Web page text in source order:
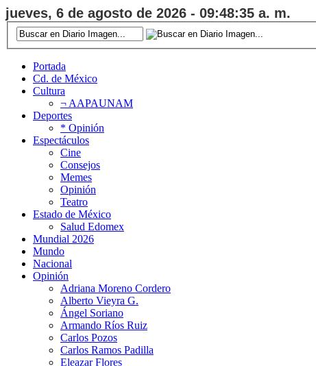
jueves, 6 de agosto de 2026 - 09:48:36 a. m.
Portada
Cd. de México
Cultura
¬ AAPAUNAM
Deportes
* Opinión
Espectáculos
Cine
Consejos
Memes
Opinión
Teatro
Estado de México
Salud Edomex
Mundial 2026
Mundo
Nacional
Opinión
Adriana Moreno Cordero
Alberto Vieyra G.
Ángel Soriano
Armando Ríos Ruiz
Carlos Pozos
Carlos Ramos Padilla
Eleazar Flores